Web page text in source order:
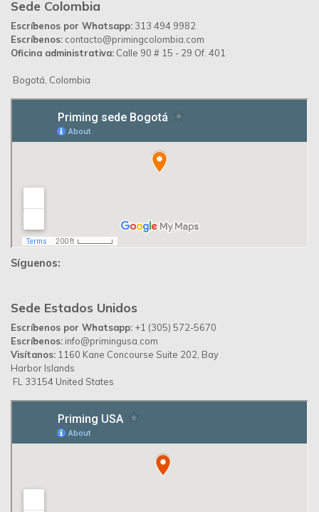
Sede Colombia
Escríbenos por Whatsapp: 313 494 9982
Escríbenos: contacto@primingcolombia.com
Oficina administrativa: Calle 90 # 15 - 29 Of. 401
Bogotá, Colombia
Síguenos:
Sede Estados Unidos
Escríbenos por Whatsapp: +1 (305) 572-5670
Escríbenos: info@primingusa.com
Visítanos: 1160 Kane Concourse Suite 202, Bay
Harbor Islands
FL 33154 United States